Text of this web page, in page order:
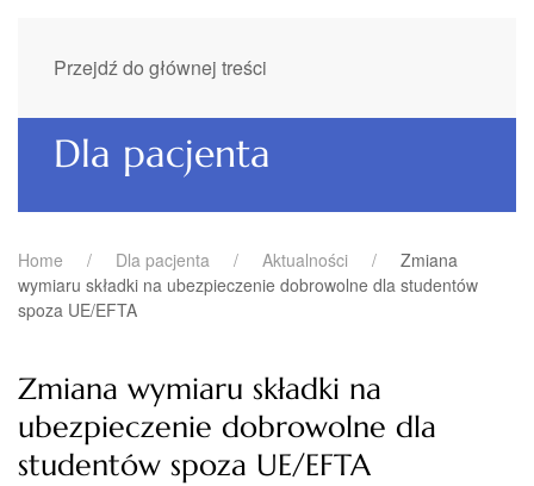
Przejdź do głównej treści
Dla pacjenta
Home Dla pacjenta Aktualności
Zmiana
wymiaru składki na ubezpieczenie dobrowolne dla studentów
spoza UE/EFTA
Zmiana wymiaru składki na
ubezpieczenie dobrowolne dla
studentów spoza UE/EFTA